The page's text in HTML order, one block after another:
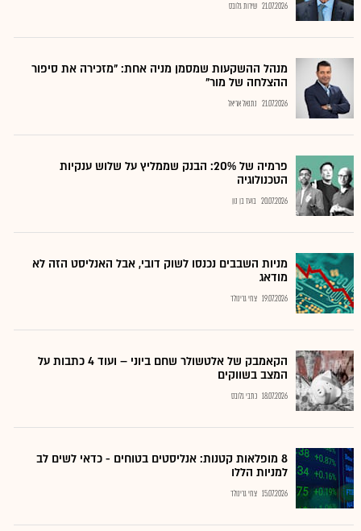
21.07.2026 שירות גלובס
מנהל ההשקעות שמסמן מניה אחת: "מזכירה את סיפור
ההצלחה של מור"
21.07.2026 נתנאל אריאל
פרמיה של 20%: הבנק שממליץ על שלוש ענקיות
הטכנולוגיה
20.07.2026 בועז בן נון
מניות השבבים נכנסו לשוק דובי, אבל האנליסט הזה לא
מודאג
19.07.2026 צחי גרינולד
הקאמבק של אלטשולר שחם ביוני – ועוד 4 כתבות על
המצב בשווקים
18.07.2026 כתבי גלובס
8 מופלאות קטנות: אנליסטים בטוחים - כדאי לשים לב
למניות הללו
15.07.2026 צחי גרינולד